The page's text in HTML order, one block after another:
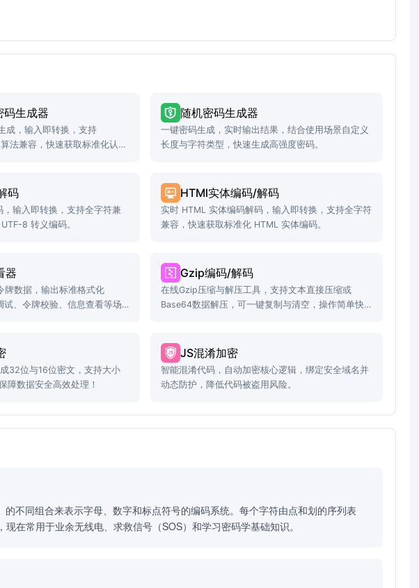
生成器
成，输入即转换，支持
法兼容，快速获取标准化认证
随机密码生成器
一键密码生成，实时输出结果，结合使用场景自定义
长度与字符类型，快速生成高强度密码。
码
输入即转换，支持全字符兼
8 转义编码。
HTMl实体编码/解码
实时 HTML 实体编码解码，输入即转换，支持全字符
兼容，快速获取标准化 HTML 实体编码。
器
牌数据，输出标准格式化
试、令牌校验、信息查看等场
Gzip编码/解码
在线Gzip压缩与解压工具，支持文本直接压缩或
Base64数据解压，可一键复制与清空，操作简单快
32位与16位密文，支持大小
障数据安全高效处理！
JS混淆加密
智能混淆代码，自动加密核心逻辑，绑定安全域名并
动态防护，降低代码被盗用风险。
不同组合来表示字母、数字和标点符号的编码系统。每个字符由点和划的序列表
在常用于业余无线电、求救信号（SOS）和学习密码学基础知识。